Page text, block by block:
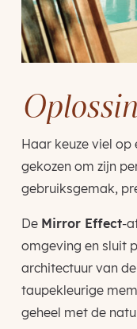
Haar keuze viel op
gekozen om zijn
gebruiksgemak,
De Mirror Effect-
omgeving en sluit
architectuur van
taupekleurige
geheel met de